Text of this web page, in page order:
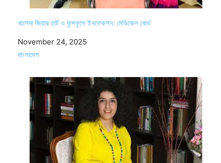
খালেদা জিয়ার হার্ট ও ফুসফুসে ইনফেকশন: মেডিকেল বোর্ড
Date
November 24, 2025
In relation to
বাংলাদেশ